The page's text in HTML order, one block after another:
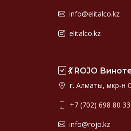
info@elitalco.kz
elitalco.kz
💃 ROJO
г. Алматы, мкр-н
+7 (702) 698 80 33
info@rojo.kz